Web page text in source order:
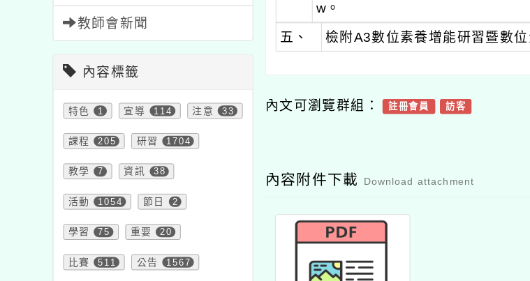
教師會新聞
內容標籤
特色 1 宣導 114 注意 33
課程 205 研習 1704
教學 7 資訊 38
活動 1054 節日 2
學習 75 重要 20
比賽 511 公告 1567
w。
五、 檢附A3數位素養增能研習暨數
內文可瀏覽群組： 註冊會員 訪客
內容附件下載 Download attachment